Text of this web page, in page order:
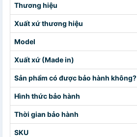
Thương hiệu
Xuất xứ thương hiệu
Model
Xuất xứ (Made in)
Sản phẩm có được bảo hành không?
Hình thức bảo hành
Thời gian bảo hành
SKU